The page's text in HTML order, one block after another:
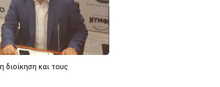
διοίκηση και τους